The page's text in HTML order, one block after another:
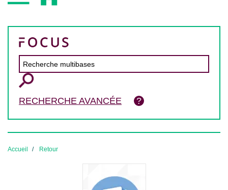
RECHERCHE AVANCÉE
Accueil Retour